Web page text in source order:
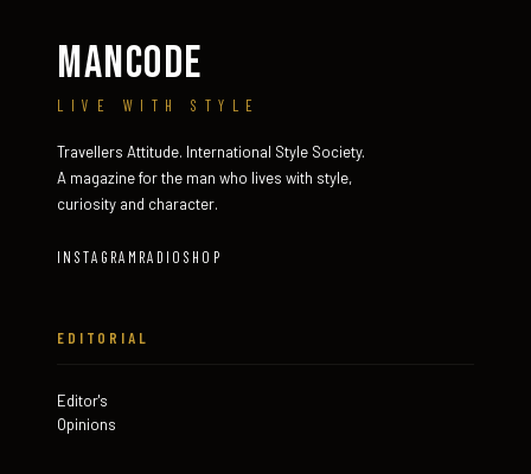
MANCODE
LIVE WITH STYLE
Travellers Attitude. International Style Society.
A magazine for the man who lives with style,
curiosity and character.
INSTAGRAM RADIO SHOP
EDITORIAL
Editor's
Opinions